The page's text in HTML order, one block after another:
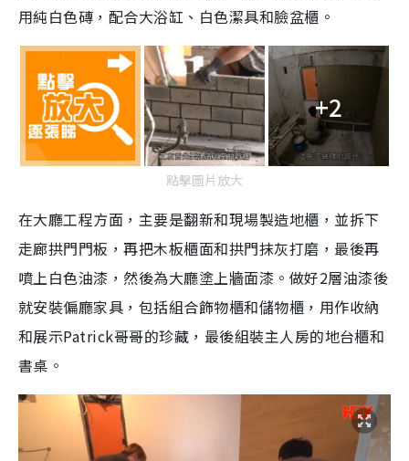
用純白色磚，配合大浴缸、白色潔具和臉盆櫃。
+2
點擊圖片放大
在大廳工程方面，主要是翻新和現場製造地櫃，並拆下
走廊拱門門板，再把木板櫃面和拱門抹灰打磨，最後再
噴上白色油漆，然後為大廳塗上牆面漆。做好2層油漆後
就安裝偏廳家具，包括組合飾物櫃和儲物櫃，用作收納
和展示Patrick哥哥的珍藏，最後組裝主人房的地台櫃和
書桌。